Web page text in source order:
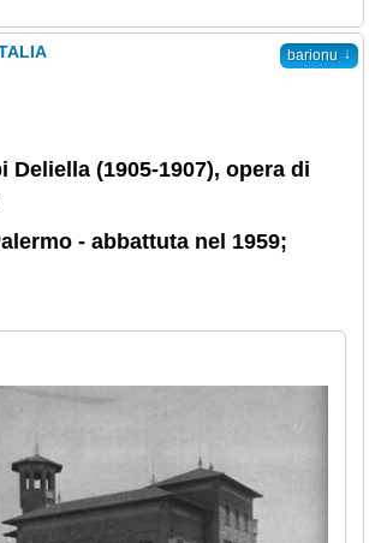
barionu ↓
Deliella (1905-1907), opera di
- abbattuta nel 1959;